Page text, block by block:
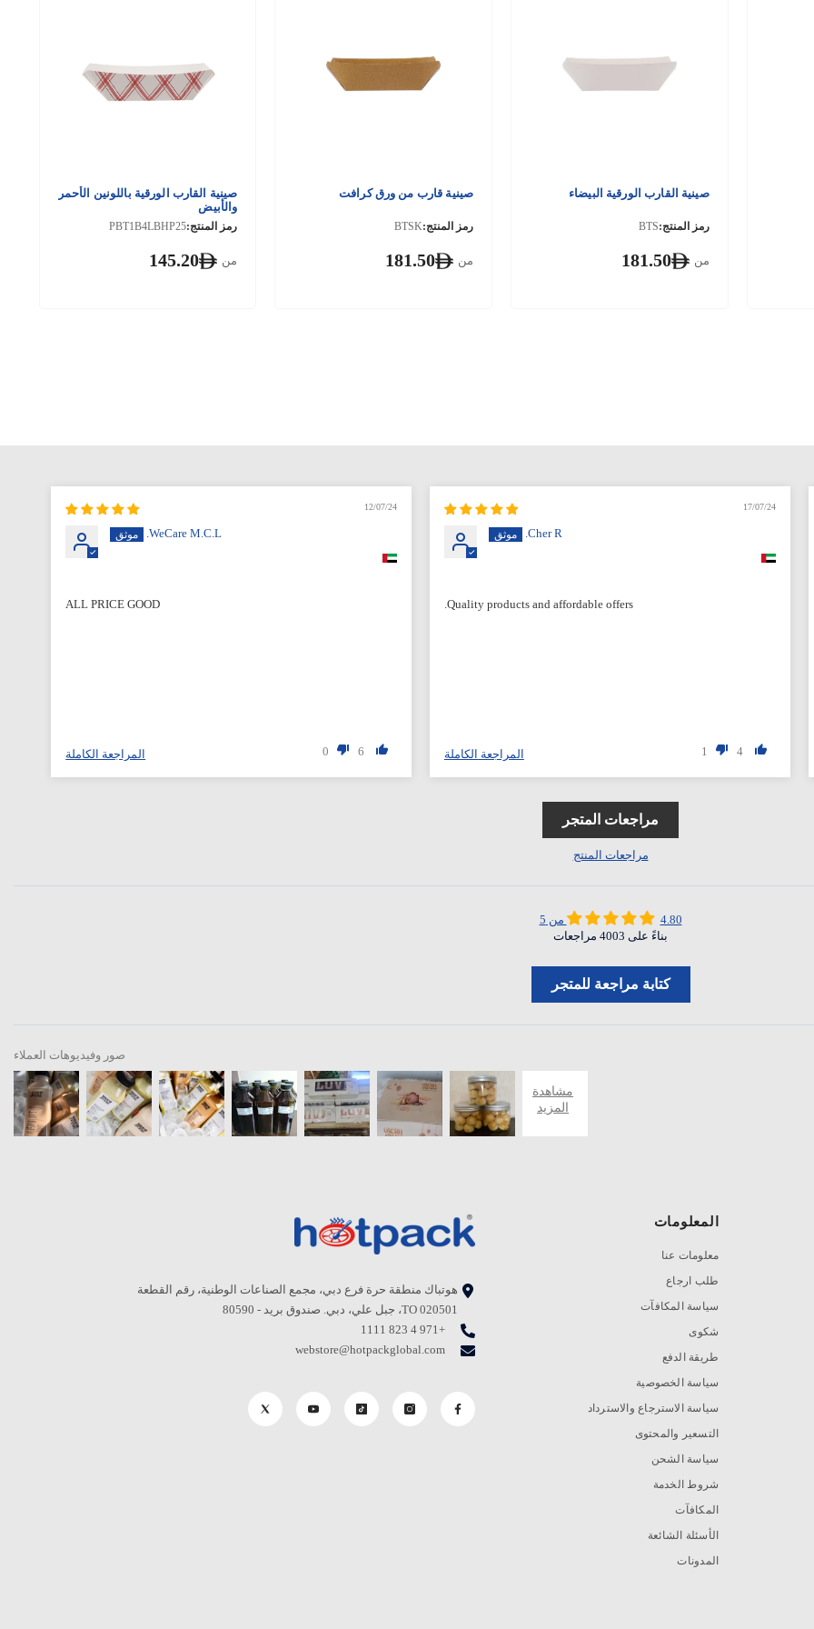
صينية القارب الورقية البيضاء
رمز المنتج:BTS
من 181.50
صينية قارب من ورق كرافت
رمز المنتج:BTSK
من 181.50
صينية القارب الورقية باللونين الأحمر
والأبيض
رمز المنتج:PBT1B4LBHP25
من 145.20
17/07/24
Cher R.
Quality products and affordable offers.
4
1 المراجعة الكاملة
12/07/24
WeCare M.C.L.
ALL PRICE GOOD
6
0 المراجعة الكاملة
مراجعات المتجر
مراجعات المنتج
4.80 من 5
بناءً على 4003 مراجعات
كتابة مراجعة للمتجر
صور وفيديوهات العملاء
المعلومات
معلومات عنا
طلب ارجاع
سياسة المكافآت
شكوى
طريقة الدفع
سياسة الخصوصية
سياسة الاسترجاع والاسترداد
التسعير والمحتوى
سياسة الشحن
شروط الخدمة
المكافآت
الأسئلة الشائعة
المدونات
هوتباك منطقة حرة فرع دبي، مجمع الصناعات الوطنية، رقم القطعة
TO 020501، جبل علي، دبي. صندوق بريد - 80590
+971 4 823 1111
webstore@hotpackglobal.com